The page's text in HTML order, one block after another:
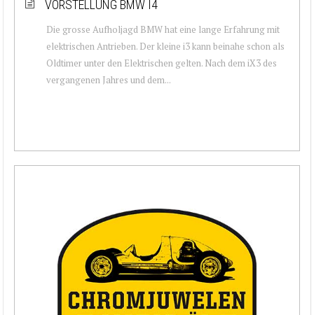
VORSTELLUNG BMW I4
Die grosse Aufholjagd BMW hat eine lange Erfahrung mit
elektrischen Antrieben. Der kleine i3 kann beinahe schon als
Oldtimer unter den Elektrischen gelten. Nach dem iX3 des
vergangenen Jahres und dem...